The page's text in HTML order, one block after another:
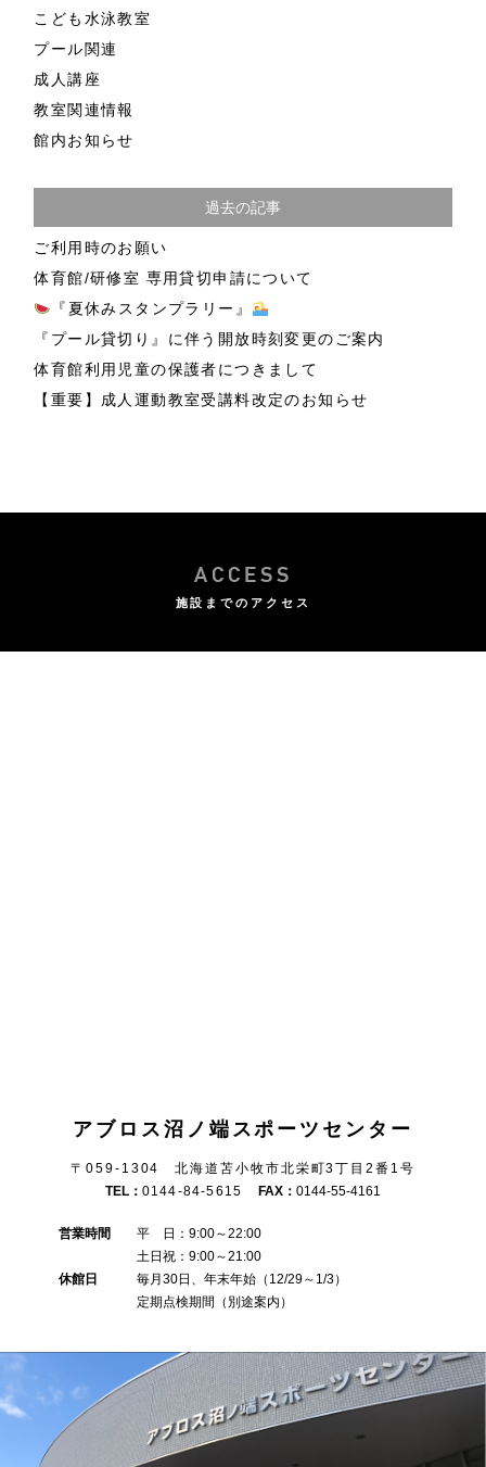
こども水泳教室
プール関連
成人講座
教室関連情報
館内お知らせ
過去の記事
ご利用時のお願い
体育館/研修室 専用貸切申請について
『夏休みスタンプラリー』
『プール貸切り』に伴う開放時刻変更のご案内
体育館利用児童の保護者につきまして
【重要】成人運動教室受講料改定のお知らせ
ACCESS
施設までのアクセス
アブロス沼ノ端スポーツセンター
〒059-1304 北海道苫小牧市北栄町3丁目2番1号
TEL： 0144-84-5615 FAX：0144-55-4161
営業時間 平 日：9:00～22:00
土日祝：9:00～21:00
休館日 毎月30日、年末年始（12/29～1/3）
定期点検期間（別途案内）